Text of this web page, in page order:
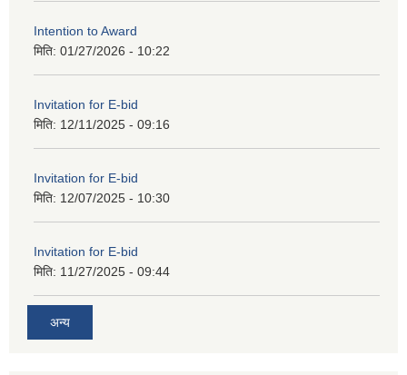
Intention to Award
मिति: 01/27/2026 - 10:22
Invitation for E-bid
मिति: 12/11/2025 - 09:16
Invitation for E-bid
मिति: 12/07/2025 - 10:30
Invitation for E-bid
मिति: 11/27/2025 - 09:44
अन्य